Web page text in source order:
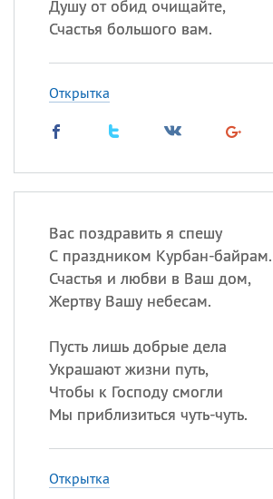
Душу от обид очищайте,
Счастья большого вам.
Открытка
Вас поздравить я спешу
С праздником Курбан-байрам.
Счастья и любви в Ваш дом,
Жертву Вашу небесам.
Пусть лишь добрые дела
Украшают жизни путь,
Чтобы к Господу смогли
Мы приблизиться чуть-чуть.
Открытка